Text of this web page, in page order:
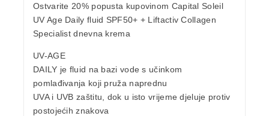
Ostvarite 20% popusta kupovinom Capital Soleil
UV Age Daily fluid SPF50+ + Liftactiv Collagen
Specialist dnevna krema
UV-AGE
DAILY je fluid na bazi vode s učinkom
pomlađivanja koji pruža naprednu
UVA i UVB zaštitu , dok u isto vrijeme djeluje protiv
postojećih znakova